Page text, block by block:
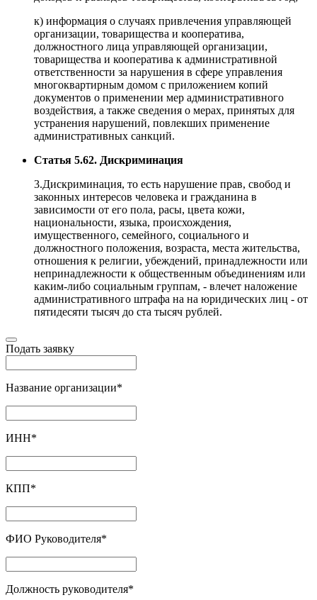
к) информация о случаях привлечения управляющей
организации, товарищества и кооператива,
должностного лица управляющей организации,
товарищества и кооператива к административной
ответственности за нарушения в сфере управления
многоквартирным домом с приложением копий
документов о применении мер административного
воздействия, а также сведения о мерах, принятых для
устранения нарушений, повлекших применение
административных санкций.
Статья 5.62. Дискриминация
3.Дискриминация, то есть нарушение прав, свобод и
законных интересов человека и гражданина в
зависимости от его пола, расы, цвета кожи,
национальности, языка, происхождения,
имущественного, семейного, социального и
должностного положения, возраста, места жительства,
отношения к религии, убеждений, принадлежности или
непринадлежности к общественным объединениям или
каким-либо социальным группам, - влечет наложение
административного штрафа на на юридических лиц - от
пятидесяти тысяч до ста тысяч рублей.
Подать заявку
Название организации*
ИНН*
КПП*
ФИО Руководителя*
Должность руководителя*